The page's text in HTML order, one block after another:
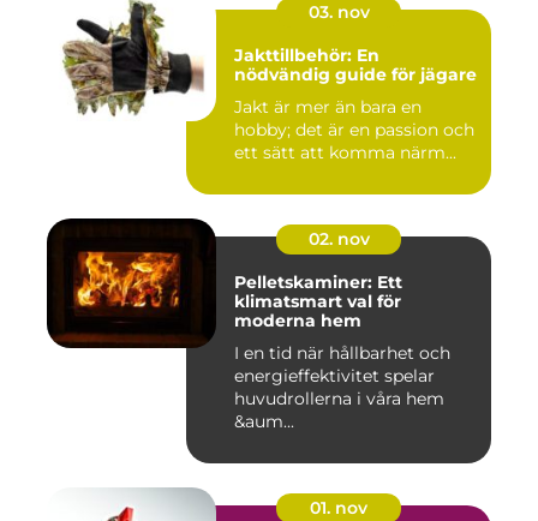
03. nov
Jakttillbehör: En
nödvändig guide för jägare
Jakt är mer än bara en
hobby; det är en passion och
ett sätt att komma närm...
02. nov
Pelletskaminer: Ett
klimatsmart val för
moderna hem
I en tid när hållbarhet och
energieffektivitet spelar
huvudrollerna i våra hem
&aum...
01. nov